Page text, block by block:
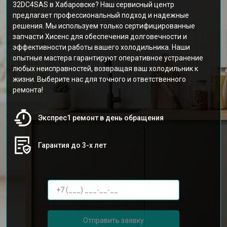
32DC4SAS в Хабаровске? Наш сервисный центр
предлагает профессиональный подход и надежные
решения. Мы используем только сертифицированные
запчасти Хисенс для обеспечения долговечности и
эффективности работы вашего холодильника. Наши
опытные мастера гарантируют оперативное устранение
любых неисправностей, возвращая ваш холодильник к
жизни. Выберите нас для точного и ответственного
ремонта!
Экспрес1 ремонт в день обращения
Гарантия до 3-х лет
Отправить заявку